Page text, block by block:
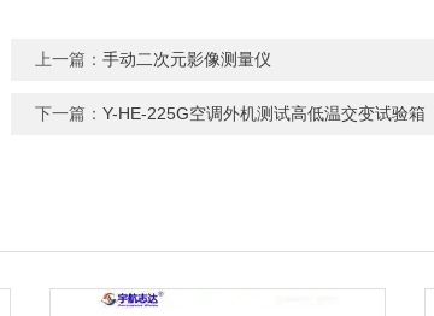
上一篇：手动二次元影像测量仪
下一篇：Y-HE-225G空调外机测试高低温交变试验箱